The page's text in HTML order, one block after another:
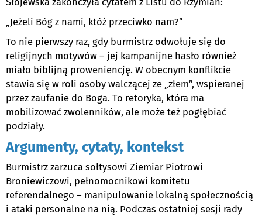
„Jeżeli Bóg z nami, któż przeciwko nam?”
To nie pierwszy raz, gdy burmistrz odwołuje się do
religijnych motywów – jej kampanijne hasło również
miało biblijną proweniencję. W obecnym konflikcie
stawia się w roli osoby walczącej ze „złem”, wspieranej
przez zaufanie do Boga. To retoryka, która ma
mobilizować zwolenników, ale może też pogłębiać
podziały.
Argumenty, cytaty, kontekst
Burmistrz zarzuca sołtysowi Ziemiar Piotrowi
Broniewiczowi, pełnomocnikowi komitetu
referendalnego – manipulowanie lokalną społecznością
i ataki personalne na nią. Podczas ostatniej sesji rady